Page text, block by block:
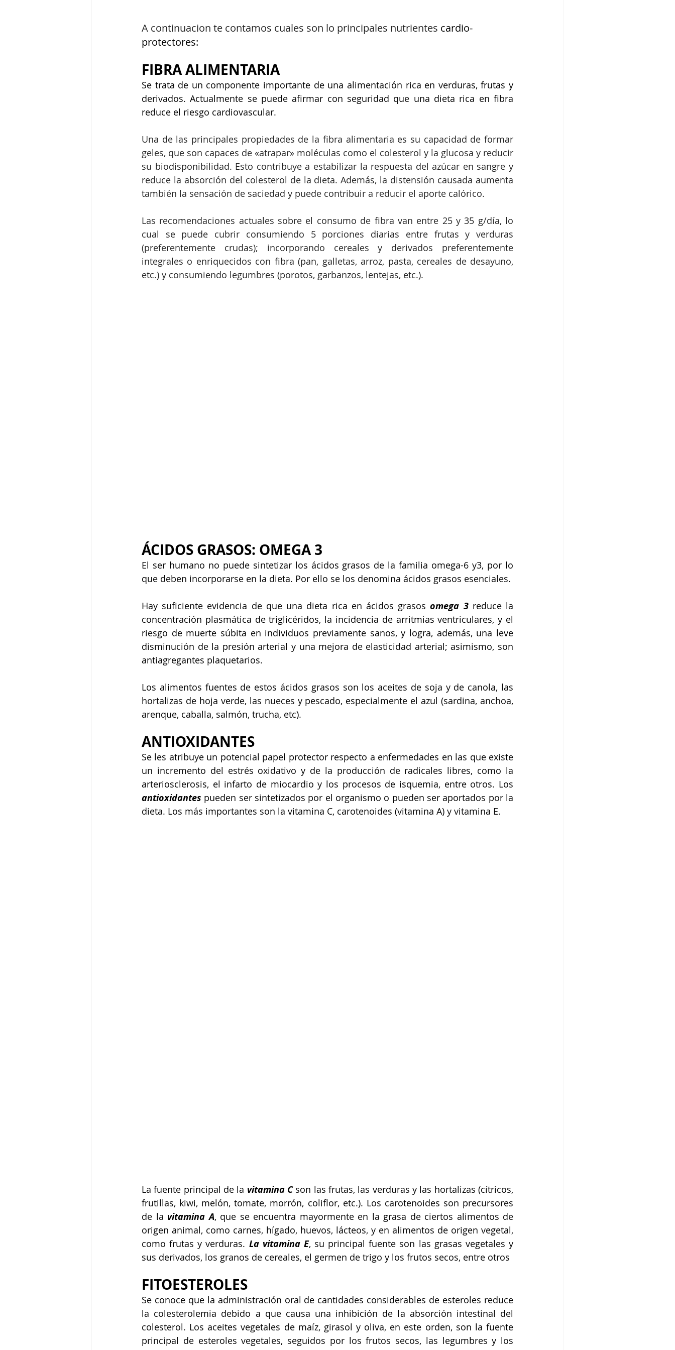
A continuacion te contamos cuales son lo principales nutrientes cardio-
protectores:
FIBRA ALIMENTARIA
Se trata de un componente importante de una alimentación rica en verduras, frutas y
derivados. Actualmente se puede afirmar con seguridad que una dieta rica en fibra
reduce el riesgo cardiovascular.
Una de las principales propiedades de la fibra alimentaria es su capacidad de formar
geles, que son capaces de «atrapar» moléculas como el colesterol y la glucosa y reducir
su biodisponibilidad. Esto contribuye a estabilizar la respuesta del azúcar en sangre y
reduce la absorción del colesterol de la dieta. Además, la distensión causada aumenta
también la sensación de saciedad y puede contribuir a reducir el aporte calórico.
Las recomendaciones actuales sobre el consumo de fibra van entre 25 y 35 g/día, lo
cual se puede cubrir consumiendo 5 porciones diarias entre frutas y verduras
(preferentemente crudas); incorporando cereales y derivados preferentemente
integrales o enriquecidos con fibra (pan, galletas, arroz, pasta, cereales de desayuno,
etc.) y consumiendo legumbres (porotos, garbanzos, lentejas, etc.).
ÁCIDOS GRASOS: OMEGA 3
El ser humano no puede sintetizar los ácidos grasos de la familia omega-6 y3, por lo
que deben incorporarse en la dieta. Por ello se los denomina ácidos grasos esenciales.
Hay suficiente evidencia de que una dieta rica en ácidos grasos omega 3 reduce la
concentración plasmática de triglicéridos, la incidencia de arritmias ventriculares, y el
riesgo de muerte súbita en individuos previamente sanos, y logra, además, una leve
disminución de la presión arterial y una mejora de elasticidad arterial; asimismo, son
antiagregantes plaquetarios.
Los alimentos fuentes de estos ácidos grasos son los aceites de soja y de canola, las
hortalizas de hoja verde, las nueces y pescado, especialmente el azul (sardina, anchoa,
arenque, caballa, salmón, trucha, etc).
ANTIOXIDANTES
Se les atribuye un potencial papel protector respecto a enfermedades en las que existe
un incremento del estrés oxidativo y de la producción de radicales libres, como la
antioxidantes pueden ser sintetizados por el organismo o pueden ser aportados por la
dieta. Los más importantes son la vitamina C, carotenoides (vitamina A) y vitamina E.
La fuente principal de la vitamina C son las frutas, las verduras y las hortalizas (cítricos,
frutillas, kiwi, melón, tomate, morrón, coliflor, etc.). Los carotenoides son precursores
de la vitamina A, que se encuentra mayormente en la grasa de ciertos alimentos de
origen animal, como carnes, hígado, huevos, lácteos, y en alimentos de origen vegetal,
como frutas y verduras. La vitamina E, su principal fuente son las grasas vegetales y
sus derivados, los granos de cereales, el germen de trigo y los frutos secos, entre otros
FITOESTEROLES
Se conoce que la administración oral de cantidades considerables de esteroles reduce
la colesterolemia debido a que causa una inhibición de la absorción intestinal del
colesterol. Los aceites vegetales de maíz, girasol y oliva, en este orden, son la fuente
principal de esteroles vegetales, seguidos por los frutos secos, las legumbres y los